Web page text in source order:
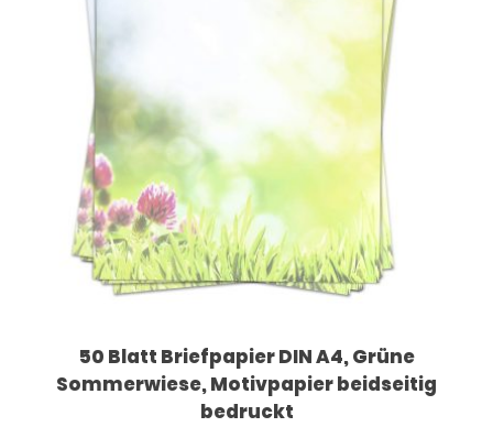
50 Blatt Briefpapier DIN A4, Grüne
Sommerwiese, Motivpapier beidseitig
bedruckt